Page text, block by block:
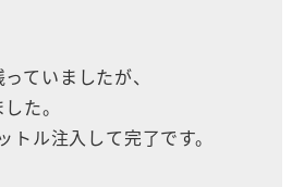
ていましたが、
た。
トル注入して完了です。